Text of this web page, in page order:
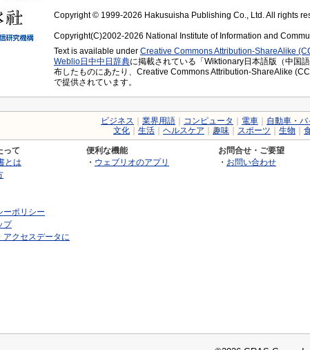
Copyright © 1999-2026 Hakusuisha Publishing Co., Ltd. All rights
Copyright(C)2002-2026 National Institute of Information and
Text is available under Creative Commons Attribution-ShareAlike
Weblio日中中日辞典に掲載されている「Wiktionary日本語版（中国
布したものにあたり、Creative Commons Attribution-ShareAlike
で提供されています。
ビジネス 業界用語 コンピュータ 電車 自動車・バ
文化
生活 ヘルスケア 趣味 スポーツ 生物
って
とは
ーポリシー
プ
アクセスデータに
便利な機能
・ ウェブリオのアプリ
お問合せ・ご要望
・ お問い合わせ